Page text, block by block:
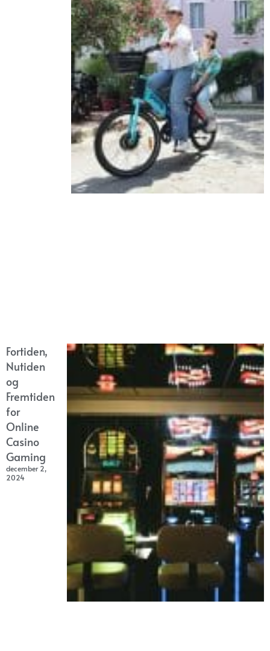
Fortiden,
Nutiden
og
Fremtiden
for
Online
Casino
Gaming
december 2,
2024